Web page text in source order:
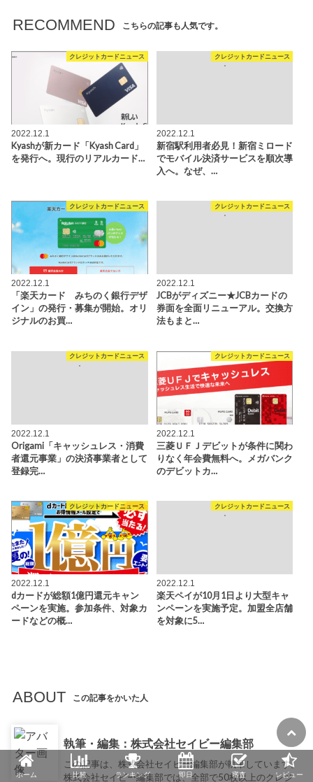
RECOMMEND こちらの記事も人気です。
クレジットカードニュース
2022.12.1
Kyashが新カード「Kyash Card」
を発行へ。現行のリアルカード…
クレジットカードニュース
2022.12.1
新宿駅利用者必見！新宿ミロード
でモバイル決済サービスを順次導
入へ。なぜ、…
クレジットカードニュース
2022.12.1
「楽天カード みちのく銀行デザ
イン」の発行・募集が開始。オリ
ジナルのお買…
クレジットカードニュース
2022.12.1
JCBがディズニー★JCBカードの
券面を全面リニューアル。交換方
法もまと…
クレジットカードニュース
2022.12.1
Origami「キャッシュレス・消費
者還元事業」の決済事業者として
登録完…
クレジットカードニュース
2022.12.1
三菱ＵＦＪデビットが条件に関わ
りなく年会費無料へ。メガバンク
のデビットカ…
クレジットカードニュース
2022.12.1
dカードが総額1億円還元キャン
ペーンを実施。参加条件、対象カ
ードなどの概…
クレジットカードニュース
2022.12.1
楽天ペイが10月1日より大型キャ
ンペーンを実施予定。加盟全店舗
を対象に5…
ABOUT この記事をかいた人
執筆・編集：株式会社セイビー編集部
この記事は、株式会社セイビー編集部が執筆しています。
株式会社セイビー編集部では、全部で50枚以上のクレジ
ホーム 比較 ランキング 即日 審査 レビュー